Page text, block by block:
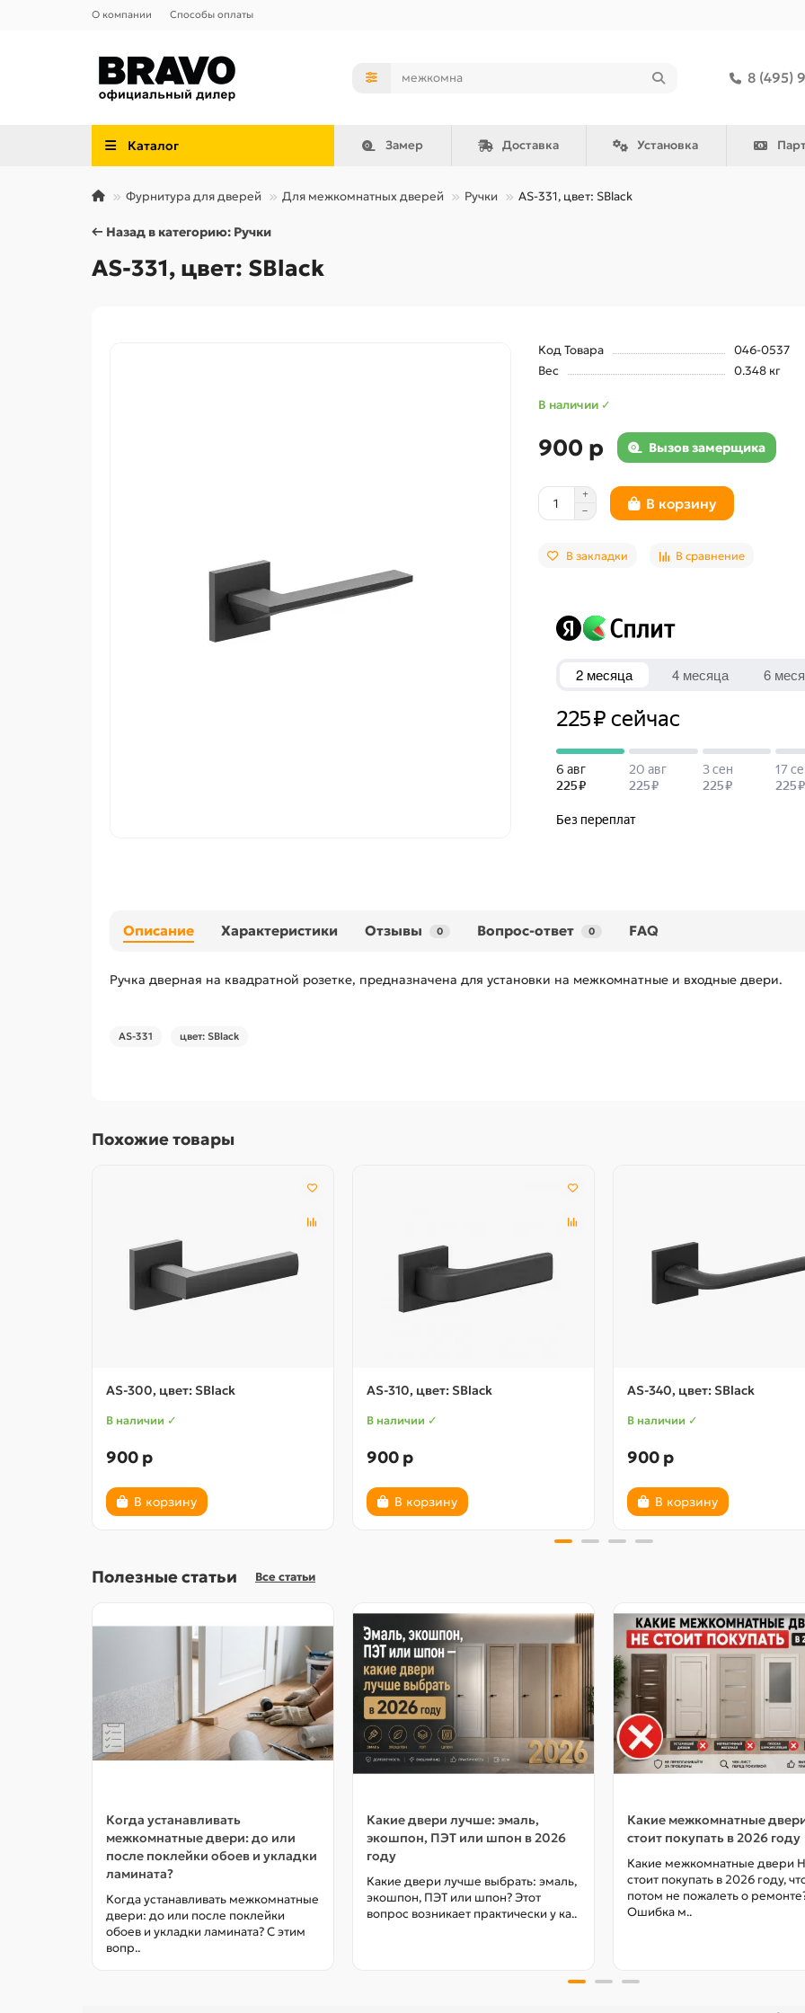
О компании Способы оплаты
8 (495)
Каталог Замер Доставка Установка
Фурнитура для дверей Для межкомнатных дверей Ручки AS-331, цвет: SBlack
← Назад в категорию: Ручки
AS-331, цвет: SBlack
Код Товара
046-0537
Вес
0.348 кг
В наличии ✓
900 р Вызов замерщика
В корзину
В закладки В сравнение
Описание Характеристики Отзывы 0 Вопрос-ответ 0 FAQ
Ручка дверная на квадратной розетке, предназначена для установки на межкомнатные и входные двери.
AS-331 цвет: SBlack
Похожие товары
AS-300, цвет: SBlack
В наличии ✓
900 р
В корзину
AS-310, цвет: SBlack
В наличии ✓
900 р
В корзину
AS-340, цвет: SBlack
В наличии ✓
900 р
В корзину
Полезные статьи Все статьи
Когда устанавливать
межкомнатные двери: до или
после поклейки обоев и укладки
ламината?
Когда устанавливать межкомнатные
двери: до или после поклейки
обоев и укладки ламината? С этим
вопр..
Какие двери лучше: эмаль,
экошпон, ПЭТ или шпон в 2026
году
Какие двери лучше выбрать: эмаль,
экошпон, ПЭТ или шпон? Этот
вопрос возникает практически у ка..
Какие межкомнатные
стоит покупать в 2026 году
Какие межкомнатные двери
стоит покупать в 2026 году,
потом не пожалеть о
Ошибка м..